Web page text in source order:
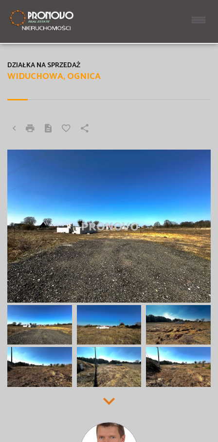
WIDUCHOWA, OGNICA
DZIAŁKA NA SPRZEDAŻ